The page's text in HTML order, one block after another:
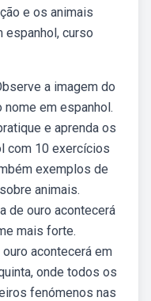
e os animais
espanhol, curso
a imagem do
em espanhol.
e aprenda os
com 10 exercícios
exemplos de
animais.
de ouro acontecerá
mais forte.
acontecerá em
onde todos os
fenómenos nas